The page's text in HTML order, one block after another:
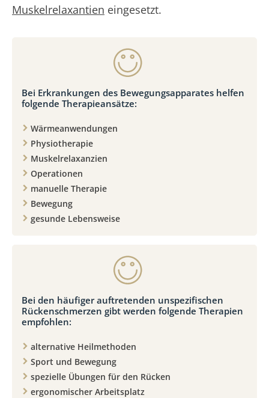
Muskelrelaxantien eingesetzt.
Bei Erkrankungen des Bewegungsapparates helfen
folgende Therapieansätze:
Wärmeanwendungen
Physiotherapie
Muskelrelaxanzien
Operationen
manuelle Therapie
Bewegung
gesunde Lebensweise
Bei den häufiger auftretenden unspezifischen
Rückenschmerzen gibt werden folgende Therapien
empfohlen:
alternative Heilmethoden
Sport und Bewegung
spezielle Übungen für den Rücken
ergonomischer Arbeitsplatz